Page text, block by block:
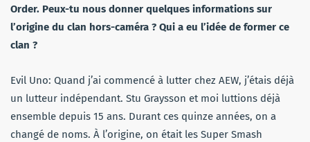
Order. Peux-tu nous donner quelques informations sur
l’origine du clan hors-caméra ? Qui a eu l’idée de former ce
clan ?
Evil Uno: Quand j’ai commencé à lutter chez AEW, j’étais déjà
un lutteur indépendant. Stu Graysson et moi luttions déjà
ensemble depuis 15 ans. Durant ces quinze années, on a
changé de noms. À l’origine, on était les Super Smash